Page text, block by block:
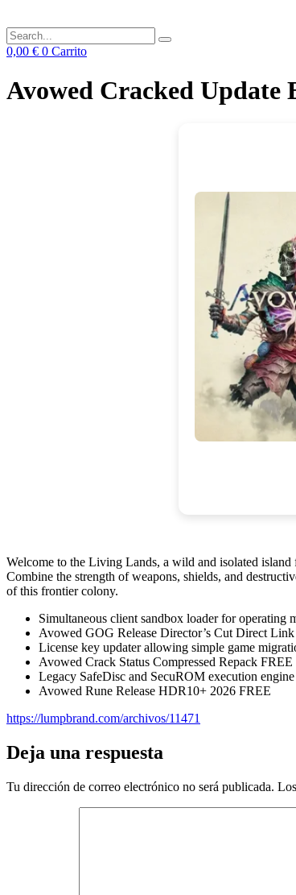
0,00 € 0 Carrito
Avowed Cracked Update
Welcome to the Living Lands, a wild and isolated
Combine the strength of weapons, shields, and
of this frontier colony.
Simultaneous client sandbox loader for operating
Avowed GOG Release Director’s Cut Direct
License key updater allowing simple game
Avowed Crack Status Compressed Repack FREE
Legacy SafeDisc and SecuROM execution
Avowed Rune Release HDR10+ 2026 FREE
https://lumpbrand.com/archivos/11471
Deja una respuesta
Tu dirección de correo electrónico no será publicada.